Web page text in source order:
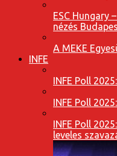
ESC Hungary
nézés
A MEKE
INFE
INFE Poll
INFE Poll
INFE Poll
leveles